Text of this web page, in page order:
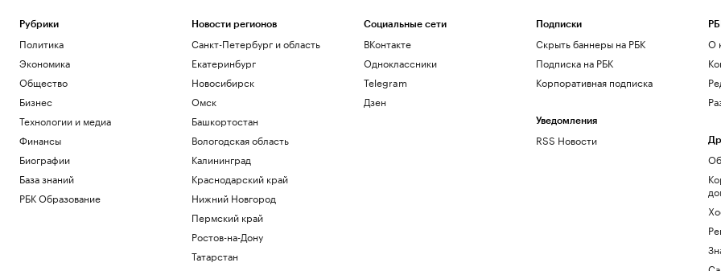
Рубрики
Политика
Экономика
Общество
Бизнес
Технологии и медиа
Финансы
Биографии
База знаний
РБК Образование
Новости регионов
Санкт-Петербург и область
Екатеринбург
Новосибирск
Омск
Башкортостан
Вологодская область
Калининград
Краснодарский край
Нижний Новгород
Пермский край
Ростов-на-Дону
Татарстан
Социальные сети
ВКонтакте
Одноклассники
Telegram
Дзен
Подписки
Скрыть баннеры на РБК
Подписка на РБК
Корпоративная подписка
Уведомления
RSS Новости
О